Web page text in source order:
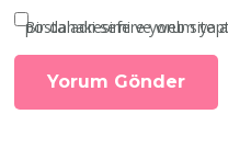
Bir dahaki sefere yorum yaptığımda kullanılmak üzere